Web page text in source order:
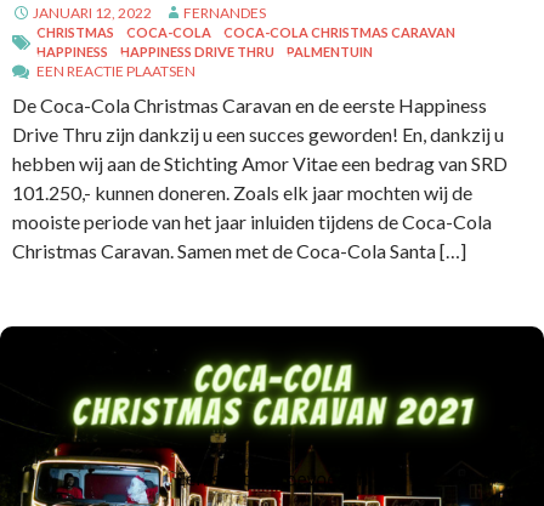
JANUARI 12, 2022 FERNANDES
CHRISTMAS COCA-COLA
COCA-COLA CHRISTMAS CARAVAN
HAPPINESS
HAPPINESS DRIVE THRU PALMENTUIN
EEN REACTIE PLAATSEN
De Coca-Cola Christmas Caravan en de eerste Happiness
Drive Thru zijn dankzij u een succes geworden! En, dankzij u
hebben wij aan de Stichting Amor Vitae een bedrag van SRD
101.250,- kunnen doneren. Zoals elk jaar mochten wij de
mooiste periode van het jaar inluiden tijdens de Coca-Cola
Christmas Caravan. Samen met de Coca-Cola Santa […]